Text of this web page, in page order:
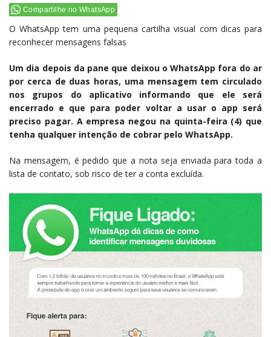
Compartilhe no WhatsApp
O WhatsApp tem uma pequena cartilha visual com dicas para
reconhecer mensagens falsas
Um dia depois da pane que deixou o WhatsApp fora do ar
por cerca de duas horas, uma mensagem tem circulado
nos grupos do aplicativo informando que ele será
encerrado e que para poder voltar a usar o app será
preciso pagar. A empresa negou na quinta-feira (4) que
tenha qualquer intenção de cobrar pelo WhatsApp.
Na mensagem, é pedido que a nota seja enviada para toda a
lista de contato, sob risco de ter a conta excluída.